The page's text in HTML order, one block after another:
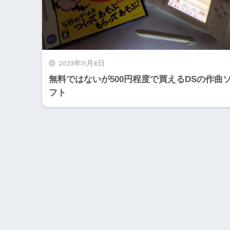
2023年11月8日
無料ではないが500円程度で買えるDSの作曲
フト